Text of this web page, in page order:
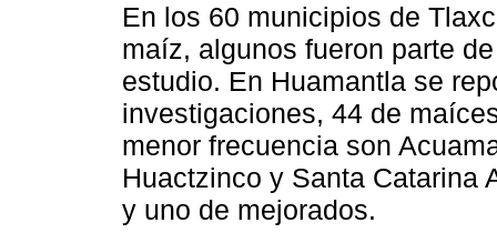
En los 60 municipios de
maíz, algunos fueron parte
estudio. En Huamantla se
investigaciones, 44 de
menor frecuencia son
Huactzinco y Santa Catarina
y uno de mejorados.